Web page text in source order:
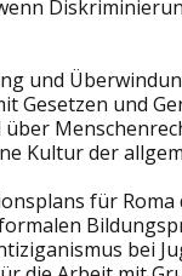
und
Gesetzen und
Kultur der
für
bei